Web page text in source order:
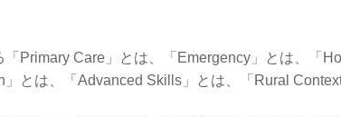
Primary Care」とは、「Emergency」とは、「
」とは、「Advanced Skills」とは、「Rural